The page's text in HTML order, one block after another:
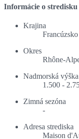
Informácie o stredisku
Krajina
Francúzsko
Okres
Rhône-
Nadmorská výška
1.500 -
Zimná sezóna
-
Adresa strediska
Maison